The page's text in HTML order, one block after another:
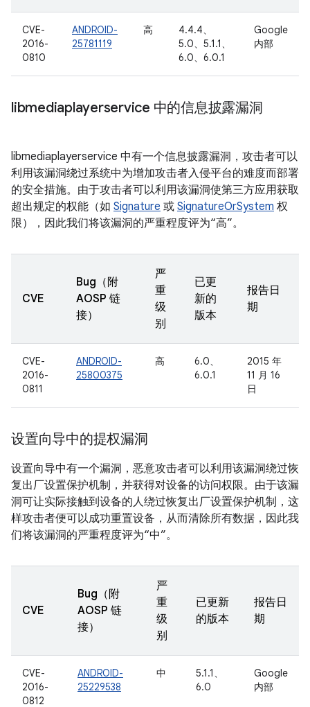
CVE-
2016-
0810
ANDROID-
25781119
高
4.4.4、
5.0、5.1.1、
6.0、6.0.1
Google
内部
libmediaplayerservice 中的信息披露漏洞
libmediaplayerservice 中有一个信息披露漏洞，攻击者可以
利用该漏洞绕过系统中为增加攻击者入侵平台的难度而部署
的安全措施。由于攻击者可以利用该漏洞使第三方应用获取
超出规定的权能（如 Signature 或 SignatureOrSystem 权
限），因此我们将该漏洞的严重程度评为“高”。
CVE
Bug（附
AOSP 链
接）
严
重
级
别
已更
新的
版本
报告日
期
CVE-
2016-
0811
ANDROID-
25800375
高
6.0、
6.0.1
2015 年
11 月 16
日
设置向导中的提权漏洞
设置向导中有一个漏洞，恶意攻击者可以利用该漏洞绕过恢
复出厂设置保护机制，并获得对设备的访问权限。由于该漏
洞可让实际接触到设备的人绕过恢复出厂设置保护机制，这
样攻击者便可以成功重置设备，从而清除所有数据，因此我
们将该漏洞的严重程度评为“中”。
CVE
Bug（附
AOSP 链
接）
严
重
级
别
已更新
的版本
报告日
期
CVE-
2016-
0812
ANDROID-
25229538
中
5.1.1、
6.0
Google
内部